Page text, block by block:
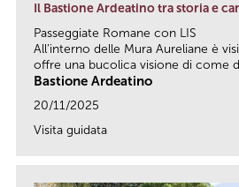
Il Bastione Ardeatino tra storia e
Passeggiate Romane con LIS
All’interno delle Mura Aureliane è
offre una bucolica visione di come
Bastione Ardeatino
20/11/2025
Visita guidata